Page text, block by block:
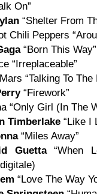
On”
“Shelter From
Chili Peppers
“Born This Way”
“Irreplaceable”
“Talking To The
“Firework”
“Only Girl (In The
Timberlake “Like I
“Miles Away”
Guetta“When
“Love The Way